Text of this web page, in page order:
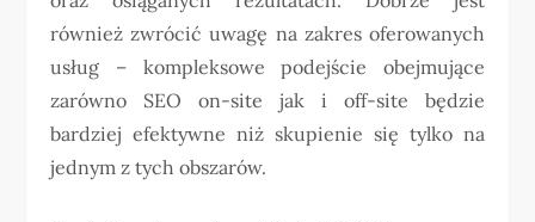
również zwrócić uwagę na zakres oferowanych
usług – kompleksowe podejście obejmujące
zarówno SEO on-site jak i off-site będzie
bardziej efektywne niż skupienie się tylko na
jednym z tych obszarów.